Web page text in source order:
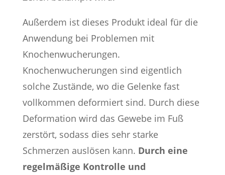
Außerdem ist dieses Produkt ideal für die
Anwendung bei Problemen mit
Knochenwucherungen.
Knochenwucherungen sind eigentlich
solche Zustände, wo die Gelenke fast
vollkommen deformiert sind. Durch diese
Deformation wird das Gewebe im Fuß
zerstört, sodass dies sehr starke
Schmerzen auslösen kann. Durch eine
regelmäßige Kontrolle und